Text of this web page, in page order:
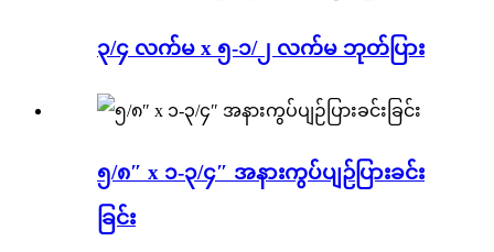
၃/၄ လက်မ x ၅-၁/၂ လက်မ ဘုတ်ပြား
၅/၈″ x ၁-၃/၄″ အနားကွပ်ပျဉ်ပြားခင်း
ခြင်း